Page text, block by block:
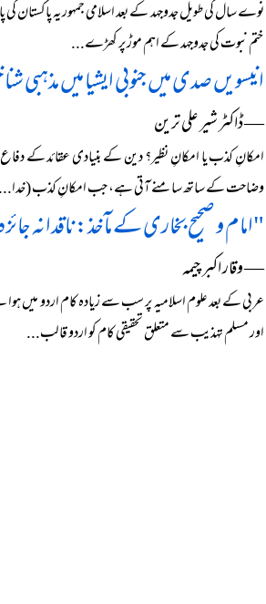
ختم نبوت کی جدوجہد کے اہم موڑ پر کھڑے...
انیسویں صدی میں جنوبی ایشیا میں مذہبی
― ڈاکٹر شیر علی ترین
امکانِ کذب یا امکانِ نظیر؟ دین کے بنیادی عقائد کے
وضاحت کے ساتھ سامنے آتی ہے، جب امکانِ کذب (خدا...
"امام و صحیح بخاری کے مآخذ: ناقدانہ
― وقار اکبر چیمہ
عربی کے بعد علوم اسلامیہ پر سب سے زیادہ کام اردو
اور مسلم تہذیب سے متعلق تحقیقی کام کو اردو قالب...